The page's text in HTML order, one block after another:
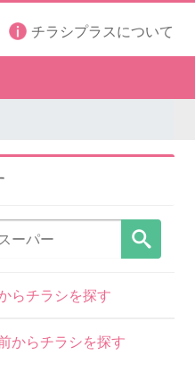
チラシプラスについて
らチラシを探す
からチラシを探す